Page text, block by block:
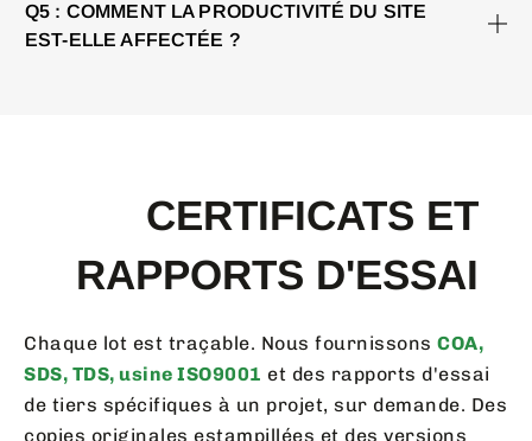
Q5 : COMMENT LA PRODUCTIVITÉ DU SITE
EST-ELLE AFFECTÉE ?
CERTIFICATS ET
RAPPORTS D'ESSAI
Chaque lot est traçable. Nous fournissons COA,
SDS, TDS, usine ISO9001 et des rapports d'essai
de tiers spécifiques à un projet, sur demande. Des
copies originales estampillées et des versions